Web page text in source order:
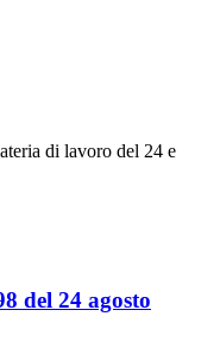
di lavoro del 24 e
del 24 agosto